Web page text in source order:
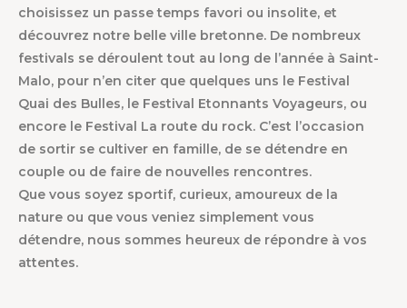
choisissez un passe temps favori ou insolite, et
découvrez notre belle ville bretonne. De nombreux
festivals se déroulent tout au long de l’année à Saint-
Malo, pour n’en citer que quelques uns le Festival
Quai des Bulles, le Festival Etonnants Voyageurs, ou
encore le Festival La route du rock. C’est l’occasion
de sortir se cultiver en famille, de se détendre en
couple ou de faire de nouvelles rencontres.
Que vous soyez sportif, curieux, amoureux de la
nature ou que vous veniez simplement vous
détendre, nous sommes heureux de répondre à vos
attentes.